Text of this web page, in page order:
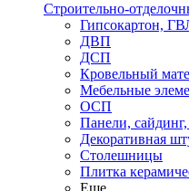
Строительно-
Гипсокартон,
ДВП
ДСП
Кровельный
Мебельные
ОСП
Панели,
Декоративная
Столешницы
Плитка
Еще